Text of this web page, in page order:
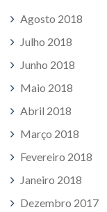
Agosto 2018
Julho 2018
Junho 2018
Maio 2018
Abril 2018
Março 2018
Fevereiro 2018
Janeiro 2018
Dezembro 2017